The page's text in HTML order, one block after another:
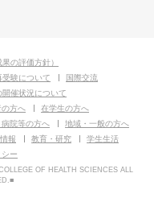
の評価方針）
受験について
国際交流
催状況について
の方へ
在学生の方へ
病院等の方へ
地域・一般の方へ
報 教育・研究
学生生活
ー
OF HEALTH SCIENCES ALL